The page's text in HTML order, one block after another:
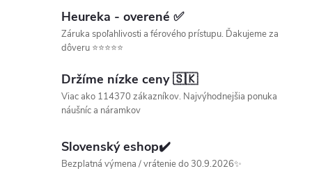
Heureka - overené ✅
Záruka spoľahlivosti a férového prístupu. Ďakujeme za
dôveru ⭐⭐⭐⭐⭐
Držíme nízke ceny 🇸🇰
Viac ako 114370 zákazníkov. Najvýhodnejšia ponuka
náušníc a náramkov
Slovenský eshop✔️
Bezplatná výmena / vrátenie do 30.9.2026✨